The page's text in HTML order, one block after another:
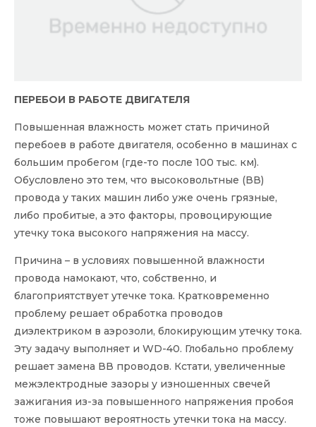
ПЕРЕБОИ В РАБОТЕ ДВИГАТЕЛЯ
Повышенная влажность может стать причиной
перебоев в работе двигателя, особенно в машинах с
большим пробегом (где-то после 100 тыс. км).
Обусловлено это тем, что высоковольтные (ВВ)
провода у таких машин либо уже очень грязные,
либо пробитые, а это факторы, провоцирующие
утечку тока высокого на­пряжения на массу.
Причина – в условиях повышенной влажности
прово­да намокают, что, собственно, и
благоприятствует утечке тока. Кратковременно
проблему решает обработка про­водов
диэлектриком в аэрозоли, блокирующим утечку тока.
Эту задачу выполняет и WD-40. Глобально про­блему
решает замена ВВ проводов. Кстати, увеличенные
межэлектродные зазоры у изношенных свечей
зажигания из-за повышенного напряжения пробоя
тоже повышают вероятность утечки тока на массу.